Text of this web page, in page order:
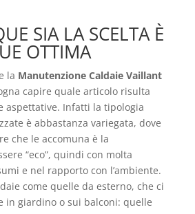
SIA LA SCELTA È
OTTIMA
la Manutenzione Caldaie Vaillant
capire quale articolo risulta
aspettative. Infatti la tipologia
è abbastanza variegata, dove
che le accomuna è la
“eco”, quindi con molta
e nel rapporto con l’ambiente.
come quelle da esterno, che ci
in giardino o sui balconi: quelle